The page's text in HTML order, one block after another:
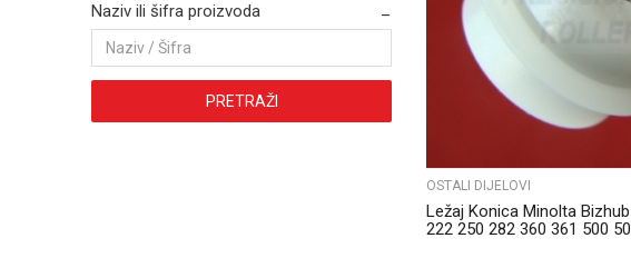
Naziv ili šifra proizvoda
PRETRAŽI
OSTALI DIJELOVI
Ležaj Konica Minolta
222 250 282 360 361 500